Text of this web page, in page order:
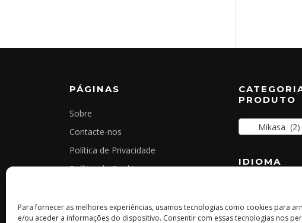
Para fornecer as melhores experiências, usamos tecnologias como cookies para
e/ou aceder a informações do dispositivo. Consentir com essas tecnologias nos
PÁGINAS
Sobre
Contacte-nos
Política de Privacidade
Política de Cookies
Livro de Reclamações Online
PRODUTO
Mikasa (2)
IDIOMA